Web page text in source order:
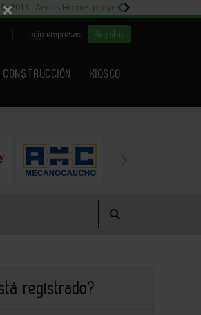
2011 Aedas Homes proyecto Fiora
Login empresas Registro
KIOSCO
registrado?
×